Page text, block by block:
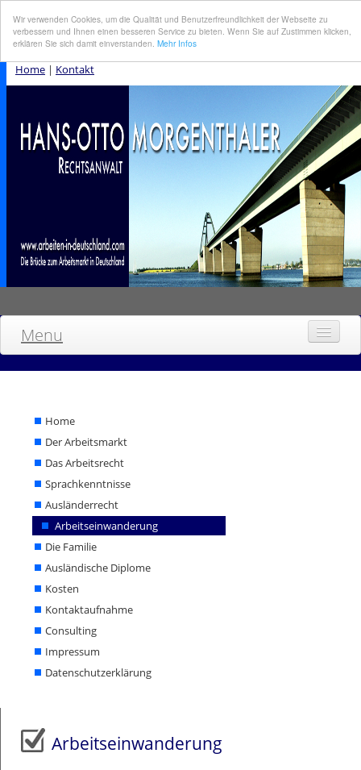
Wir verwenden Cookies, um die Qualität und Benutzerfreundlichkeit der Webseite zu
verbessern und Ihnen einen besseren Service zu bieten. Wenn Sie auf Zustimmen klicken,
erklären Sie sich damit einverstanden. Mehr Infos
Home | Kontakt
Menu
Home
Das Arbeitsrecht
Sprachkenntnisse
Ausländerrecht
Arbeitseinwanderung
Die Familie
Ausländische Diplome
Kosten
Consulting
Datenschutzerklärung
Home
Der Arbeitsmarkt
Das Arbeitsrecht
Sprachkenntnisse
Ausländerrecht
Arbeitseinwanderung
Die Familie
Ausländische Diplome
Kosten
Kontaktaufnahme
Consulting
Impressum
Datenschutzerklärung
Arbeitseinwanderung